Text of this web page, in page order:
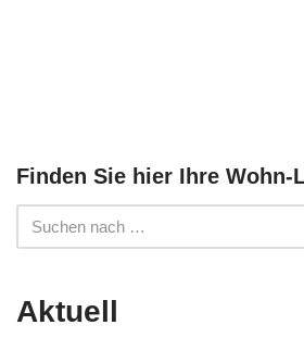
Finden Sie hier Ihre Wohn-
Aktuell